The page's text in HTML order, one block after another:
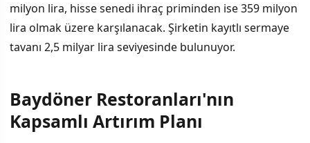
milyon lira, hisse senedi ihraç priminden ise 359 milyon
lira olmak üzere karşılanacak. Şirketin kayıtlı sermaye
tavanı 2,5 milyar lira seviyesinde bulunuyor.
Baydöner Restoranları'nın
Kapsamlı Artırım Planı